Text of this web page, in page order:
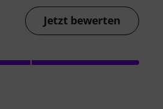
Jetzt bewerten